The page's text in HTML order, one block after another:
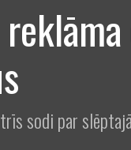
sodi par